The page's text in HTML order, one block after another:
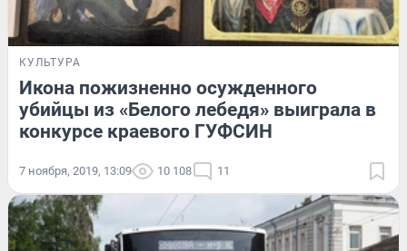
КУЛЬТУРА
Икона пожизненно осужденного
убийцы из «Белого лебедя» выиграла в
конкурсе краевого ГУФСИН
7 ноября, 2019, 13:09 10 108 11